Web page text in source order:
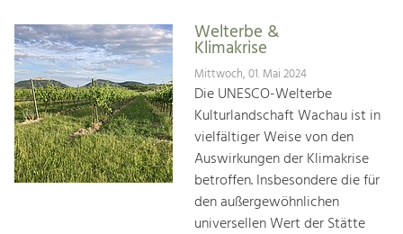
Welterbe &
Klimakrise
Mittwoch, 01. Mai 2024
Die UNESCO-Welterbe
Kulturlandschaft Wachau ist in
vielfältiger Weise von den
Auswirkungen der Klimakrise
betroffen. Insbesondere die für
den außergewöhnlichen
universellen Wert der Stätte